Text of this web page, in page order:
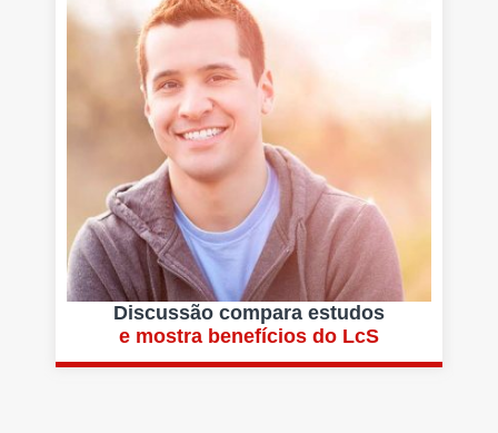
Discussão compara estudos
e mostra benefícios do LcS